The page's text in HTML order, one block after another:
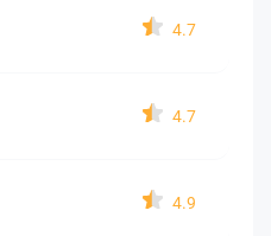
4.7
4.7
4.9